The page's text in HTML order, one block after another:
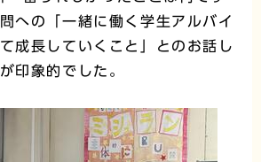
への「一緒に働く学生アルバイ
成長していくこと」とのお話し
が印象的でした。